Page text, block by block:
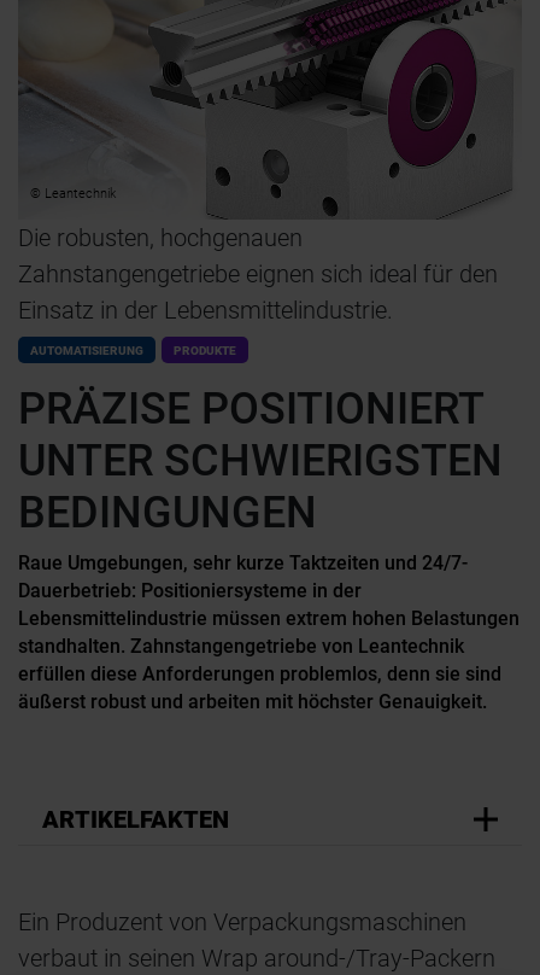
© Leantechnik
Die robusten, hochgenauen
Zahnstangengetriebe eignen sich ideal für den
Einsatz in der Lebensmittelindustrie.
AUTOMATISIERUNG PRODUKTE
PRÄZISE POSITIONIERT
UNTER SCHWIERIGSTEN
BEDINGUNGEN
Raue Umgebungen, sehr kurze Taktzeiten und 24/7-
Dauerbetrieb: Positioniersysteme in der
Lebensmittelindustrie müssen extrem hohen Belastungen
standhalten. Zahnstangengetriebe von Leantechnik
erfüllen diese Anforderungen problemlos, denn sie sind
äußerst robust und arbeiten mit höchster Genauigkeit.
ARTIKELFAKTEN
Ein Produzent von Verpackungsmaschinen
verbaut in seinen Wrap around-/Tray-Packern